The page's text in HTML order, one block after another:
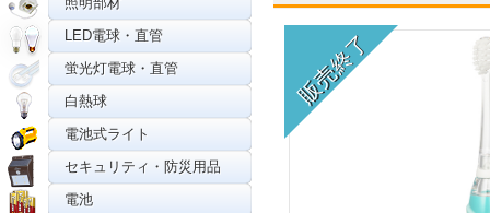
LED電球・直管
蛍光灯電球・直管
白熱球
電池式ライト
セキュリティ・防災用品
電池